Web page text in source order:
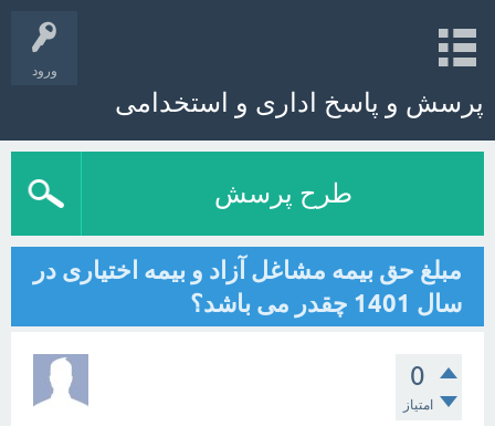
ورود
پرسش و پاسخ اداری و استخدامی
طرح پرسش
مبلغ حق بیمه مشاغل آزاد و بیمه اختیاری در
سال 1401 چقدر می باشد؟
0
امتیاز